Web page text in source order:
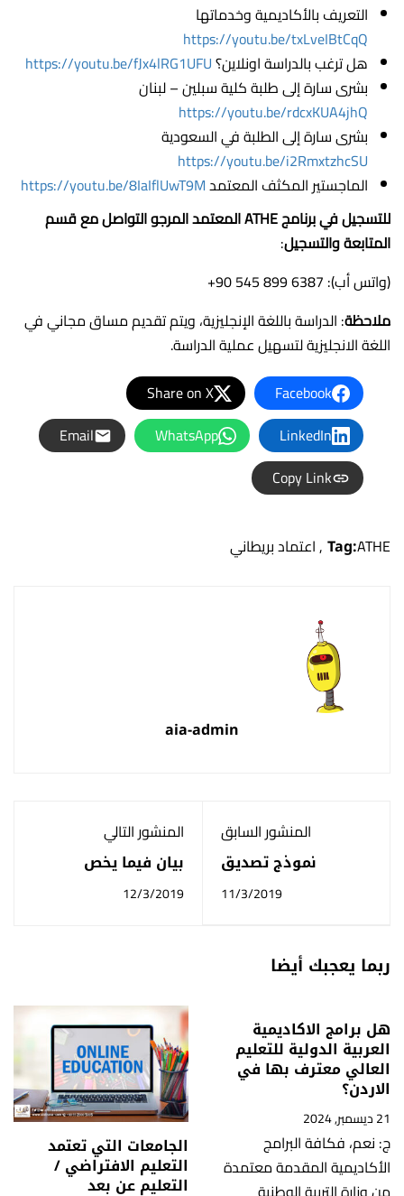
التعريف بالأكاديمية وخدماتها
https://youtu.be/txLveIBtCqQ
هل ترغب بالدراسة اونلاين؟https://youtu.be/fJx4lRG1UFU
بشرى سارة إلى طلبة كلية سبلين – لبنان
https://youtu.be/rdcxKUA4jhQ
بشرى سارة إلى الطلبة في السعودية
https://youtu.be/i2RmxtzhcSU
الماجستير المكثف المعتمدhttps://youtu.be/8IaIflUwT9M
للتسجيل في برنامج ATHE المعتمد المرجو التواصل مع قسم
المتابعة والتسجيل:
(واتس أب): ‎‪+90 545 899 6387‬
ملاحظة: الدراسة باللغة الإنجليزية، ويتم تقديم مساق مجاني في
اللغة الانجليزية لتسهيل عملية الدراسة.
Facebook
Share on X
LinkedIn
WhatsApp
Email
Copy Link
Tag:ATHE
,اعتماد بريطاني
aia-admin
المنشور السابق
نموذج تصديق
السفارة المصرية
11/3/2019
المنشور التالي
بيان فيما يخص
التصديقات من
السفارات
12/3/2019
ربما يعجبك أيضا
هل برامج الاكاديمية
العربية الدولية للتعليم
العالي معترف بها في
الاردن؟
21 ديسمبر, 2024
ج: نعم، فكافة البرامج
الأكاديمية المقدمة معتمدة
الجامعات التي تعتمد
التعليم الافتراضي /
التعليم عن بعد